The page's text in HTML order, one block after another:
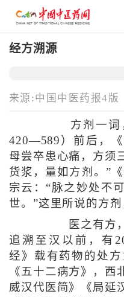
经方溯源
来源:中国中医药报4版
方剂一词，
420—589）前后，
母尝卒患心痛，方须
货浆，量如方剂。”
宗云：“脉之妙处不
世。”这里所说的方剂
医之有方，
追溯至汉以前，有
经》载有药物的处
《五十二病方》，
威汉代医简》《局延